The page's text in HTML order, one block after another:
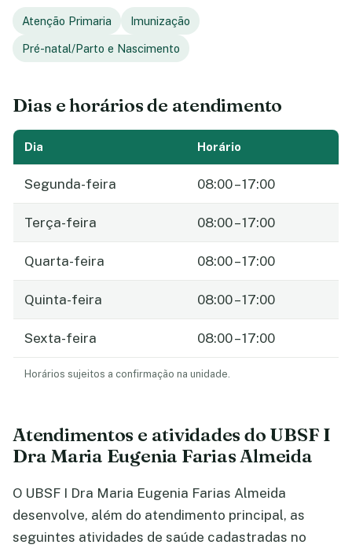
Atenção Primaria Imunização
Pré-natal/Parto e Nascimento
Dias e horários de atendimento
Dia Horário
Segunda-feira 08:00 – 17:00
Terça-feira 08:00 – 17:00
Quarta-feira 08:00 – 17:00
Quinta-feira 08:00 – 17:00
Sexta-feira 08:00 – 17:00
Horários sujeitos a confirmação na unidade.
Atendimentos e atividades do UBSF I
Dra Maria Eugenia Farias Almeida
O UBSF I Dra Maria Eugenia Farias Almeida
desenvolve, além do atendimento principal, as
seguintes atividades de saúde cadastradas no